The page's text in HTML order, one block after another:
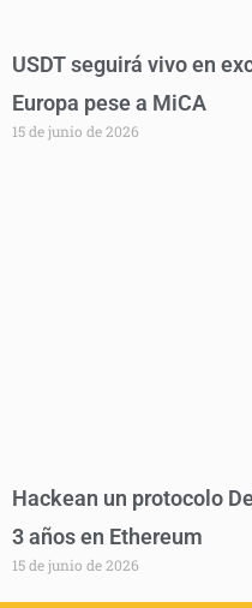
USDT seguirá vivo en
Europa pese a MiCA
15 de junio de 2026
Hackean un protocolo
3 años en Ethereum
15 de junio de 2026